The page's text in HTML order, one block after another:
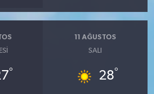
°
11 AĞUSTOS
SALI
28°